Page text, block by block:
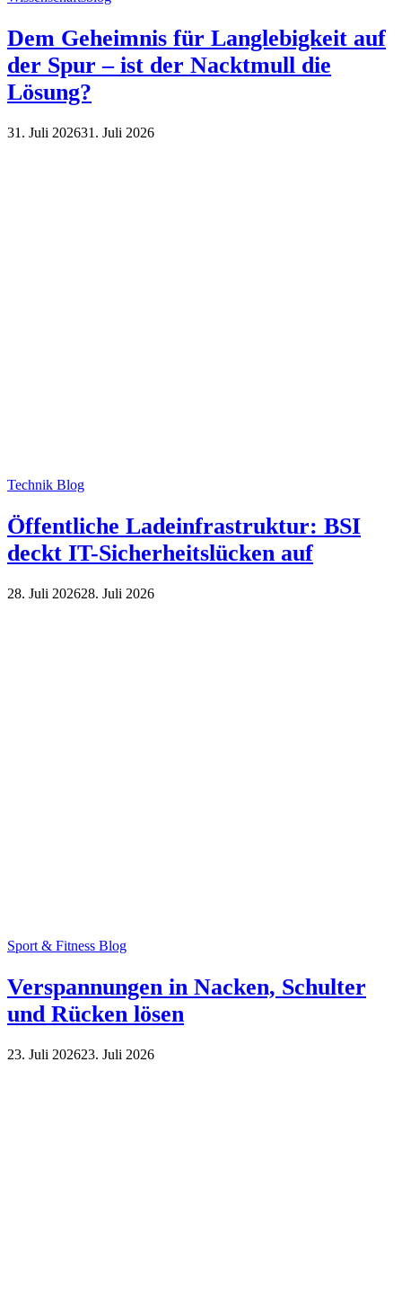
Dem Geheimnis für Langlebigkeit auf
der Spur – ist der Nacktmull die
Lösung?
31. Juli 202631. Juli 2026
Technik Blog
Öffentliche Ladeinfrastruktur: BSI
deckt IT-Sicherheitslücken auf
28. Juli 202628. Juli 2026
Sport & Fitness Blog
Verspannungen in Nacken, Schulter
und Rücken lösen
23. Juli 202623. Juli 2026